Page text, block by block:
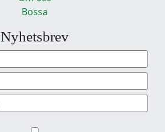
Bossa
Nyhetsbrev